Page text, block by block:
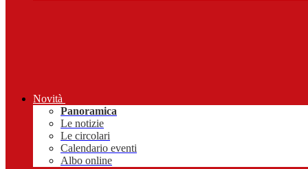
Novità
Panoramica
Le notizie
Le circolari
Calendario eventi
Albo online